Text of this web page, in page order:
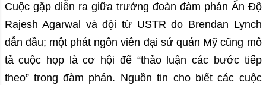
Cuộc gặp diễn ra giữa trưởng đoàn đàm phán Ấn Độ
Rajesh Agarwal và đội từ USTR do Brendan Lynch
dẫn đầu; một phát ngôn viên đại sứ quán Mỹ cũng mô
tả cuộc họp là cơ hội để “thảo luận các bước tiếp
theo” trong đàm phán. Nguồn tin cho biết các cuộc